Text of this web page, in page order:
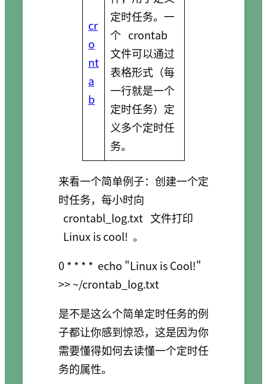
cr
o
nt
a
b
定时任务。一
个 crontab
文件可以通过
表格形式（每
一行就是一个
定时任务）定
义多个定时任
务。
来看一个简单例子：创建一个定
时任务，每小时向
crontabl_log.txt 文件打印
Linux is cool! 。
0 * * * *  echo "Linux is Cool!"
是不是这么个简单定时任务的例
子都让你感到惊恐，这是因为你
需要懂得如何去读懂一个定时任
务的属性。